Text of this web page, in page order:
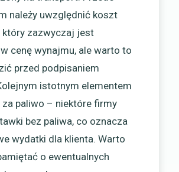
należy uwzględnić koszt
który zazwyczaj jest
cenę wynajmu, ale warto to
przed podpisaniem
istotnym elementem
za paliwo – niektóre firmy
bez paliwa, co oznacza
wydatki dla klienta. Warto
o ewentualnych